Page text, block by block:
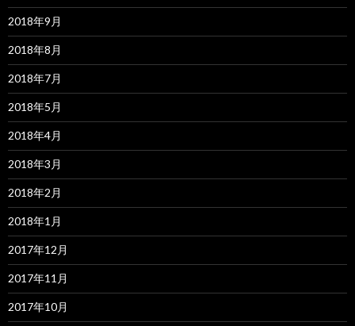
2018年9月
2018年8月
2018年7月
2018年5月
2018年4月
2018年3月
2018年2月
2018年1月
2017年12月
2017年11月
2017年10月